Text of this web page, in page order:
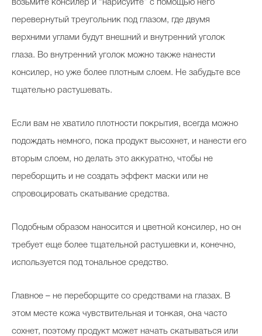
возьмите консилер и “нарисуйте” с помощью него
перевернутый треугольник под глазом, где двумя
верхними углами будут внешний и внутренний уголок
глаза. Во внутренний уголок можно также нанести
консилер, но уже более плотным слоем. Не забудьте все
тщательно растушевать.
Если вам не хватило плотности покрытия, всегда можно
подождать немного, пока продукт высохнет, и нанести его
вторым слоем, но делать это аккуратно, чтобы не
переборщить и не создать эффект маски или не
спровоцировать скатывание средства.
Подобным образом наносится и цветной консилер, но он
требует еще более тщательной растушевки и, конечно,
используется под тональное средство.
Главное – не переборщите со средствами на глазах. В
этом месте кожа чувствительная и тонкая, она часто
сохнет, поэтому продукт может начать скатываться или